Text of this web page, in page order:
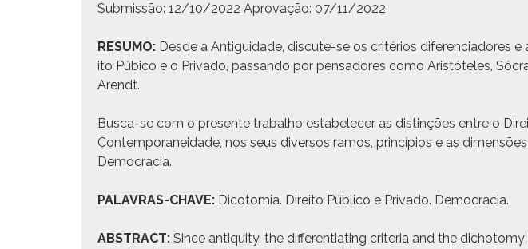
Sub­mis­são: 12/10/2022 Aprovação: 07/11/2022
RESUMO: Des­de a Antigu­idade, dis­cute-se os critérios difer­en­ci­adores
ito Púbi­co e o Pri­va­do, pas­san­do por pen­sadores como Aristóte­les,
Arendt.
Bus­ca-se com o pre­sente tra­bal­ho esta­b­ele­cer as dis­tinções entre o
Con­tem­po­ranei­dade, nos seus diver­sos ramos, princí­pios e as
Democ­ra­cia.
PALAVRAS-CHAVE: Dico­to­mia. Dire­ito Públi­co e Pri­va­do. Democ­ra­cia.
ABSTRACT: Since antiq­ui­ty, the dif­fer­en­ti­at­ing cri­te­ria and the